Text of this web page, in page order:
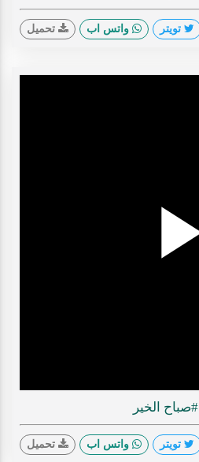
تويتر واتس اب تحميل
Play
#صباح الخير
تويتر واتس اب تحميل